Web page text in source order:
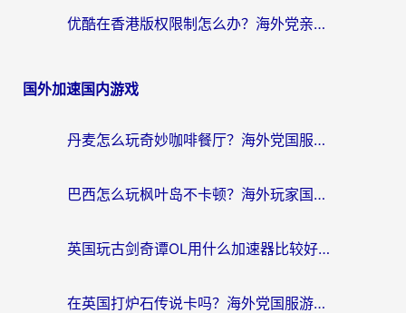
优酷在香港版权限制怎么办？海外党亲测有效的追剧加速方案
国外加速国内游戏
丹麦怎么玩奇妙咖啡餐厅？海外党国服游戏加速全攻略（附灌篮高手元气骑士实测）
巴西怎么玩枫叶岛不卡顿？海外玩家国服游戏加速器终极指南（含战双野兽领主提速秘籍）
英国玩古剑奇谭OL用什么加速器比较好？留学生亲测有效的国服游戏加速指南
在英国打炉石传说卡吗？海外党国服游戏不卡顿的终极指南